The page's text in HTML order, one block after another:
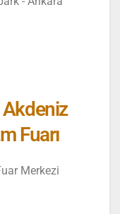
Akdeniz
Fuarı
Merkezi